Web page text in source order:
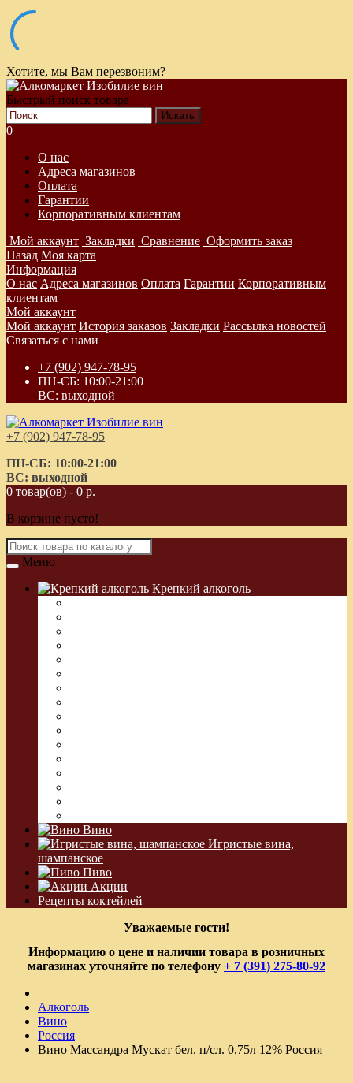
Хотите, мы Вам перезвоним?
Быстрый поиск товара
0
О нас
Адреса магазинов
Оплата
Гарантии
Корпоративным клиентам
Мой аккаунт Закладки Сравнение Оформить заказ
Назад Моя карта
Информация
О нас Адреса магазинов Оплата Гарантии Корпоративным
клиентам
Мой аккаунт
Мой аккаунт История заказов Закладки Рассылка новостей
Связаться с нами
+7 (902) 947-78-95
ПН-СБ: 10:00-21:00
ВС: выходной
+7 (902) 947-78-95
ПН-СБ: 10:00-21:00
ВС: выходной
0 товар(ов) - 0 р.
В корзине пусто!
Меню
Крепкий алкоголь
Вино
Игристые вина,
шампанское
Пиво
Акции
Рецепты коктейлей
Уважаемые гости!
Информацию о цене и наличии товара в розничных
магазинах уточняйте по телефону + 7 (391) 275-80-92
Алкоголь
Вино
Россия
Вино Массандра Мускат бел. п/сл. 0,75л 12% Россия